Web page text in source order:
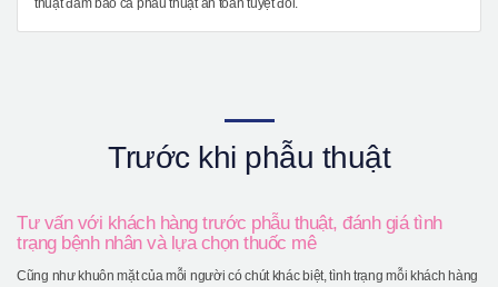
thuật đảm bảo ca phẫu thuật an toàn tuyệt đối.
Trước khi phẫu thuật
Tư vấn với khách hàng trước phẫu thuật, đánh giá tình
trạng bệnh nhân và lựa chọn thuốc mê
Cũng như khuôn mặt của mỗi người có chút khác biệt, tình trạng mỗi khách hàng